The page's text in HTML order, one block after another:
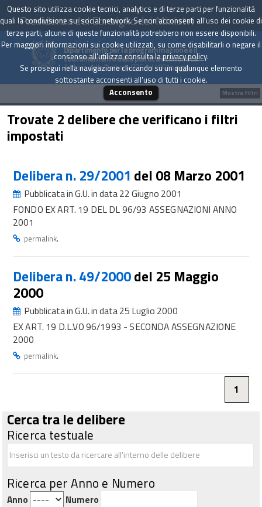
Presidenza del Consiglio dei Ministri
Dipartimento per la programmazione e il
coordinamento della politica economica
Archivio delle Delibere CIPE dal 1967 a oggi
Trovate 2 delibere che verificano i filtri
impostati
Delibera n. 29/2001 del 08 Marzo 2001
Pubblicata in G.U. in data 22 Giugno 2001
FONDO EX ART. 19 DEL DL 96/93 ASSEGNAZIONI ANNO
2001
permalink.
Delibera n. 49/2000del 25 Maggio
2000
Pubblicata in G.U. in data 25 Luglio 2000
EX ART. 19 D.L.VO 96/1993 - SECONDA ASSEGNAZIONE
2000
permalink.
1
Cerca tra le delibere
Ricerca testuale
Ricerca per Anno e Numero
Anno Numero
Mostra filtri
Questo sito utilizza cookie tecnici, analytics e di terze parti per funzionalità
quali la condivisione sui social network. Se non acconsenti all'uso dei cookie di
terze parti, alcune di queste funzionalità potrebbero non essere disponibili.
Per maggiori informazioni sui cookie utilizzati, su come disabilitarli o negare il
consenso all'utilizzo consulta laprivacy policy.
Se prosegui nella navigazione cliccando su un qualunque elemento
sottostante acconsenti all'uso di tutti i cookie.
Acconsento